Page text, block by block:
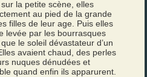
sur la petite scène, elles
au pied de la grande
filles de leur age. Puis elles
levée par les bourrasques
le soleil dévastateur d’un
avaient chaud, des perles
nuques dénudées et
quand enfin ils apparurent.